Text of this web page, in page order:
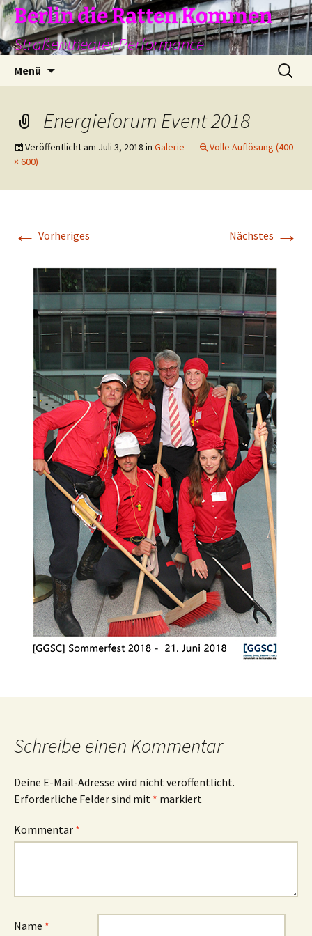
Zum
Inhalt
springen
Berlin die Ratten Kommen
Straßentheater Performance
Menü
Suchen
nach:
Energieforum Event 2018
Veröffentlicht am Juli 3, 2018 in Galerie
Volle Auflösung (400
× 600)
← Vorheriges Nächstes →
Schreibe einen Kommentar
Deine E-Mail-Adresse wird nicht veröffentlicht.
Erforderliche Felder sind mit * markiert
Kommentar *
Name *